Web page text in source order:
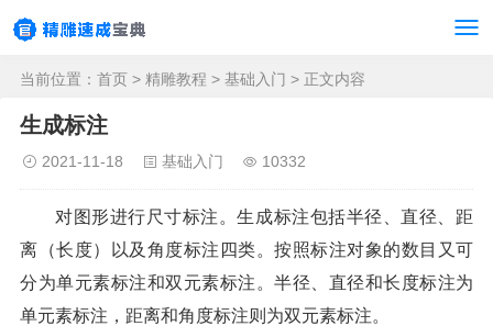
当前位置： 首页 > 精雕教程 > 基础入门 > 正文内容
生成标注
2021-11-18 基础入门 10332
对图形进行尺寸标注。生成标注包括半径、直径、距
离（长度）以及角度标注四类。按照标注对象的数目又可
分为单元素标注和双元素标注。半径、直径和长度标注为
单元素标注，距离和角度标注则为双元素标注。